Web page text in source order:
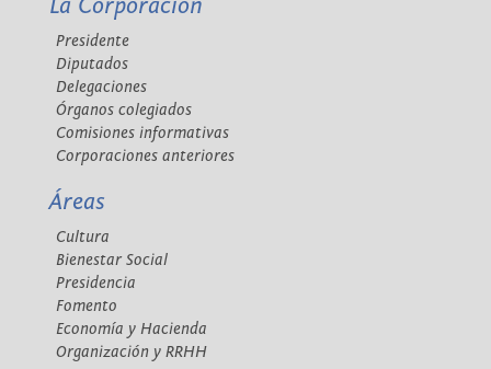
La Corporación
Presidente
Diputados
Delegaciones
Órganos colegiados
Comisiones informativas
Corporaciones anteriores
Áreas
Cultura
Bienestar Social
Presidencia
Fomento
Economía y Hacienda
Organización y RRHH